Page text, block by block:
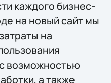
каждого бизнес-
на новый сайт мы
на
возможностью
а также